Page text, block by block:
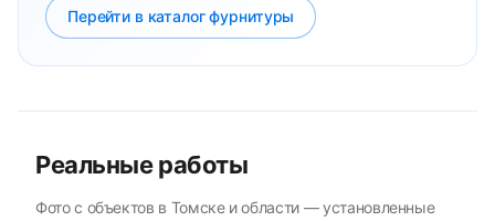
Перейти в каталог фурнитуры
Реальные работы
Фото с объектов в Томске и области — установленные